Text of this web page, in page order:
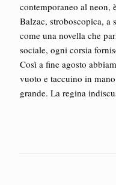
contemporaneo al neon,
Balzac, stroboscopica, a
come una novella che
sociale, ogni corsia
Così a fine agosto
vuoto e taccuino in
grande. La regina